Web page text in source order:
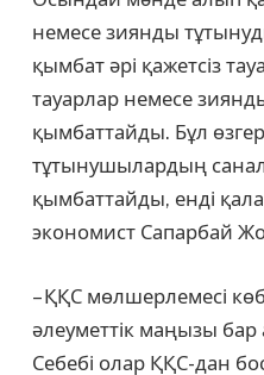
немесе зиянды
қымбат әрі қажетсіз
тауарлар немесе
қымбаттай­ды. Бұл
тұтынушылардың
қымбаттайды, енді
экономист Сапарбай
– ҚҚС мөлшерлемесі
әлеуметтік маңызы бар
Себебі олар ҚҚС-дан